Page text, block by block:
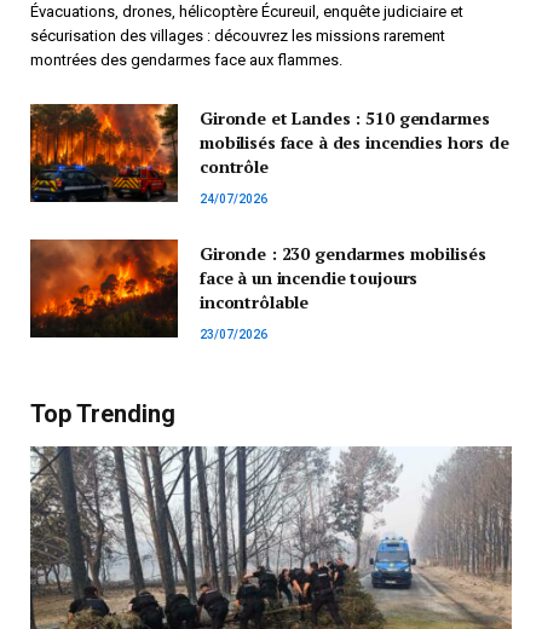
Évacuations, drones, hélicoptère Écureuil, enquête judiciaire et
sécurisation des villages : découvrez les missions rarement
montrées des gendarmes face aux flammes.
Gironde et Landes : 510 gendarmes
mobilisés face à des incendies hors de
contrôle
24/07/2026
Gironde : 230 gendarmes mobilisés
face à un incendie toujours
incontrôlable
23/07/2026
Top Trending